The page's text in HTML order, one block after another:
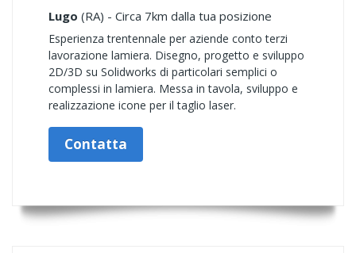
Lugo (RA) - Circa 7km dalla tua posizione
Esperienza trentennale per aziende conto terzi
lavorazione lamiera. Disegno, progetto e sviluppo
2D/3D su Solidworks di particolari semplici o
complessi in lamiera. Messa in tavola, sviluppo e
realizzazione icone per il taglio laser.
Contatta